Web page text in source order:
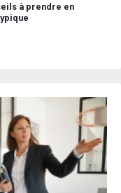
à prendre en